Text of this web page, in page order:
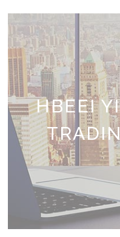
HBEEI